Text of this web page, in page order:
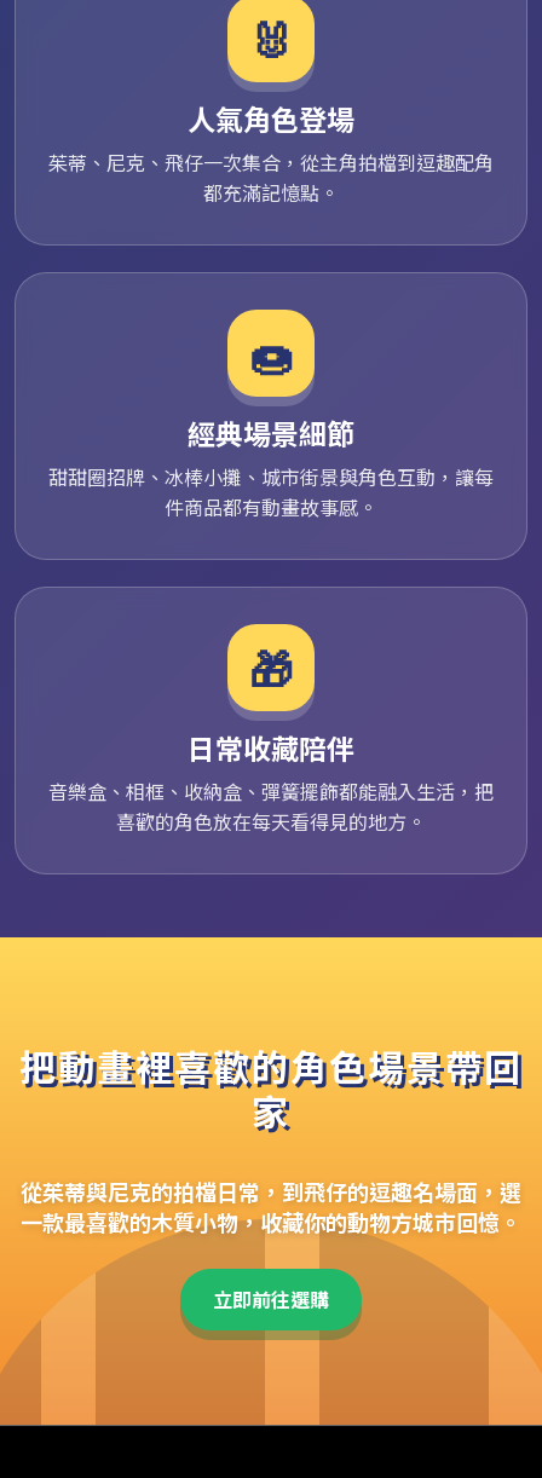
🐰
人氣角色登場
茱蒂、尼克、飛仔一次集合，從主角拍檔到逗趣配角
都充滿記憶點。
🍩
經典場景細節
甜甜圈招牌、冰棒小攤、城市街景與角色互動，讓每
件商品都有動畫故事感。
🎁
日常收藏陪伴
音樂盒、相框、收納盒、彈簧擺飾都能融入生活，把
喜歡的角色放在每天看得見的地方。
把動畫裡喜歡的角色場景帶回
家
從茱蒂與尼克的拍檔日常，到飛仔的逗趣名場面，選
一款最喜歡的木質小物，收藏你的動物方城市回憶。
立即前往選購